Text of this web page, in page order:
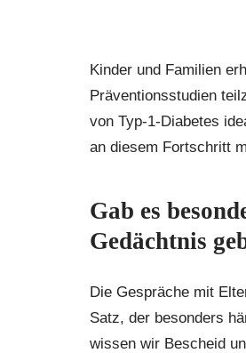
Kinder und Familien
Präventionsstudien
von Typ-1-Diabetes
an diesem Fortschritt
Gab es
Gedächtnis
Die Gespräche mit
Satz, der besonders
wissen wir Bescheid